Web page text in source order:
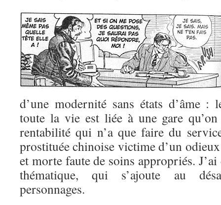
d’une modernité sans états d’âme
toute la vie est liée à une gare
rentabilité qui n’a que faire du
prostituée chinoise victime d’un
et morte faute de soins appropriés. J’ai
thématique, qui s’ajoute au
personnages.